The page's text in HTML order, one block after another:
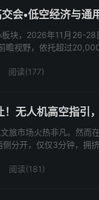
会•低空经济与通
板块，2026年11月26-
瞻视野，依托超过
阅读(177)
无人机高空指引
旅市场火热非凡。然
分开，仅仅3分钟，拥
阅读(181)